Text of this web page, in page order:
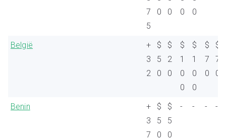
7
5
0
0
0
0
België
+
3
2
$
5
0
$
2
0
$
1
0
0
$
1
0
0
$
7
0
$
7
0
Benin
+
3
7
$
5
0
$
5
0
- - - -